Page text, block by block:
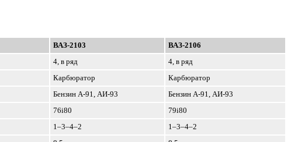
ВАЗ-2103
ВАЗ-2106
4, в ряд
4, в ряд
Карбюратор
Карбюратор
Бензин А-91, АИ-93
Бензин А-91, АИ-93
76і80
79і80
1–3–4–2
1–3–4–2